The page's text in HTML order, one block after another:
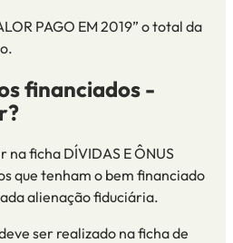
PAGO EM 2019” o total da
financiados -
ficha DÍVIDAS E ÔNUS
que tenham o bem financiado
alienação fiduciária.
ser realizado na ficha de